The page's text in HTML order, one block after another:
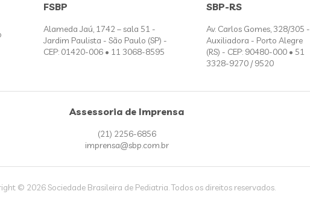
FSBP
Alameda Jaú, 1742 – sala 51 -
Jardim Paulista - São Paulo (SP) -
CEP: 01420-006 • 11 3068-8595
SBP-RS
Av. Carlos Gomes, 328/305 -
Auxiliadora - Porto Alegre
(RS) - CEP: 90480-000 • 51
3328-9270 / 9520
Assessoria de Imprensa
(21) 2256-6856
imprensa@sbp.com.br
© 2026 Sociedade Brasileira de Pediatria. Todos os direitos reservados.